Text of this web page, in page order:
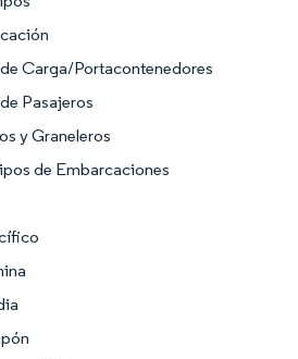
Carga/Portacontenedores
Pasajeros
y Graneleros
de Embarcaciones